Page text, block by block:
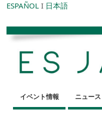
ESPAÑOL I 日本語
イベント情報 ニュース